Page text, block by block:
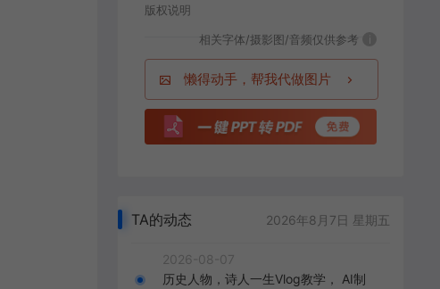
版权说明
相关字体/摄影图/音频仅供参考 i
懒得动手，帮我代做图片
TA的动态 2026年8月7日 星期五
2026-08-07
历史人物，诗人一生Vlog教学， AI制